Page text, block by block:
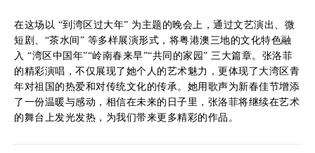
在这场以 “到湾区过大年” 为主题的晚会上，通过文艺演出、微
短剧、“茶水间” 等多样展演形式，将粤港澳三地的文化特色融
入 “湾区中国年”“岭南春来早”“共同的家园” 三大篇章。张洛菲
的精彩演唱，不仅展现了她个人的艺术魅力，更体现了大湾区青
年对祖国的热爱和对传统文化的传承。她用歌声为新春佳节增添
了一份温暖与感动，相信在未来的日子里，张洛菲将继续在艺术
的舞台上发光发热，为我们带来更多精彩的作品。